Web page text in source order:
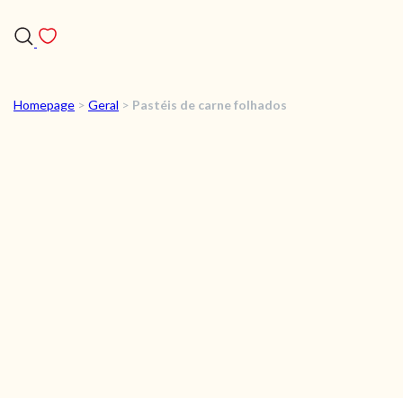
RECEITAS
Homepage > Geral > Pastéis de carne folhados